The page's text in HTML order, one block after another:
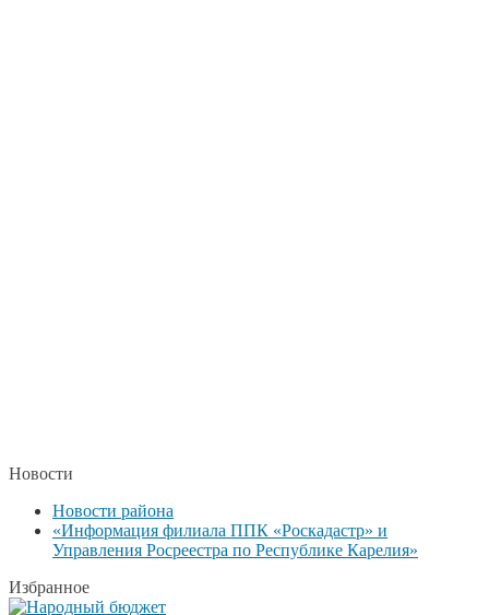
Новости
Новости района
«Информация филиала ППК «Роскадастр» и
Управления Росреестра по Республике Карелия»
Избранное